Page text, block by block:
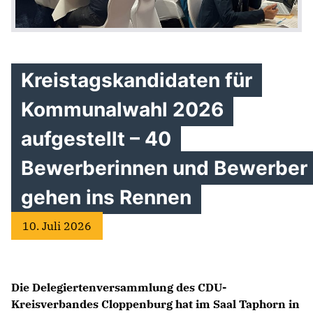
Kreistagskandidaten für
Kommunalwahl 2026
aufgestellt – 40
Bewerberinnen und Bewerber
gehen ins Rennen
10. Juli 2026
Die Delegiertenversammlung des CDU-
Kreisverbandes Cloppenburg hat im Saal Taphorn in